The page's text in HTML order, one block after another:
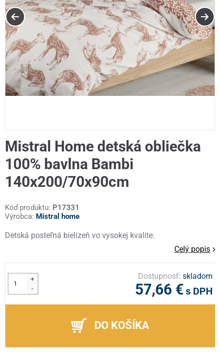
Mistral Home detská obliečka
100% bavlna Bambi
140x200/70x90cm
Kód produktu: P17331
Výrobca: Mistral home
Detská posteľná bielizeň vo vysokej kvalite.
Celý popis
+
-
Dostupnosť:skladom
57,66 € s DPH
DO KOŠÍKA